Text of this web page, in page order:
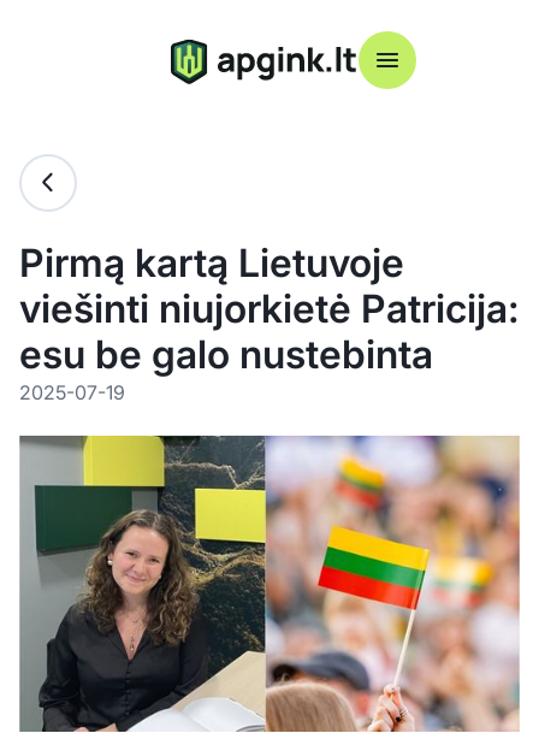
Pirmą kartą Lietuvoje
viešinti niujorkietė Patricija:
esu be galo nustebinta
2025-07-19